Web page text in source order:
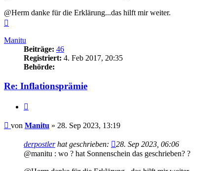
@Herm danke für die Erklärung...das hilft mir weiter.
Manitu
Beiträge: 46
Registriert: 4. Feb 2017, 20:35
Behörde:
Re: Inflationsprämie
Beitrag
von Manitu » 28. Sep 2023, 13:19
derpostlerhat geschrieben:
28. Sep 2023, 06:06
@manitu : wo ? hat Sonnenschein das geschrieben? ?